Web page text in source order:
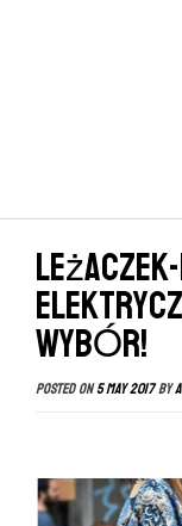
WYBÓR!
Posted on5 May 2017by